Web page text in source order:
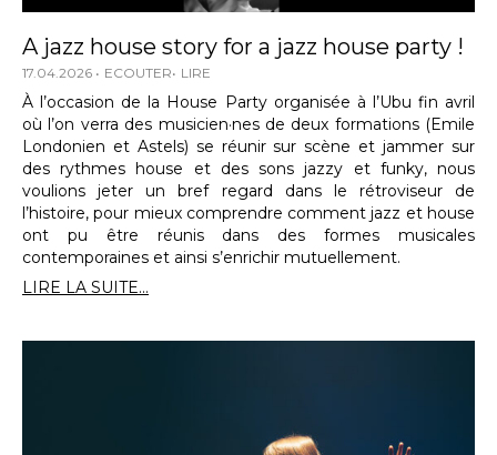
A jazz house story for a jazz house party !
17.04.2026 ECOUTER LIRE
À l’occasion de la House Party organisée à l’Ubu fin avril
où l’on verra des musicien·nes de deux formations (Emile
Londonien et Astels) se réunir sur scène et jammer sur
des rythmes house et des sons jazzy et funky, nous
voulions jeter un bref regard dans le rétroviseur de
l’histoire, pour mieux comprendre comment jazz et house
ont pu être réunis dans des formes musicales
contemporaines et ainsi s’enrichir mutuellement.
LIRE LA SUITE...